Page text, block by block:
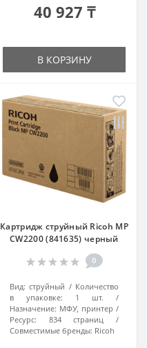
40 927 ₸
В КОРЗИНУ
Картридж струйный Ricoh MP
CW2200 (841635) черный
0
Вид: струйный
Количество
в упаковке:
1 шт.
Назначение: МФУ, принтер
Ресурс:
834 страниц
Совместимые бренды: Ricoh